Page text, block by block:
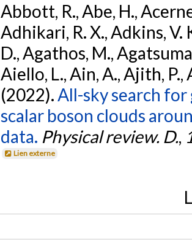
Abbott, R., Abe, H.,
Adhikari, R. X., Adkins, V.
D., Agathos, M.,
Aiello, L., Ain, A., Ajith, P.,
(2022).All-sky search
scalar boson clouds
data. Physical review. D.,
Lien externe